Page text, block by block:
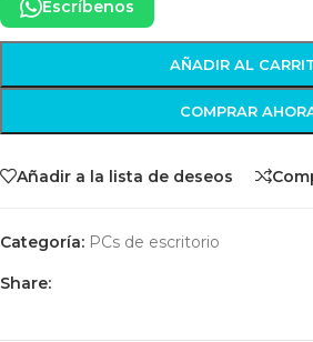
Escríbenos
AÑADIR AL
COMPRAR
Añadir a la lista de deseos
Categoría: PCs de escritorio
Share: